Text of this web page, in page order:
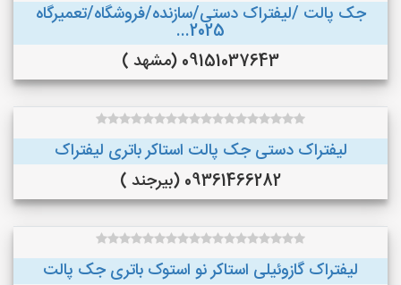
جک پالت /لیفتراک دستی/سازنده/فروشگاه/تعمیرگاه
2025...
09151037643 (مشهد )
لیفتراک دستی جک پالت استاکر باتری لیفتراک
09361466282 (بیرجند )
لیفتراک گازوئیلی استاکر نو استوک باتری جک پالت